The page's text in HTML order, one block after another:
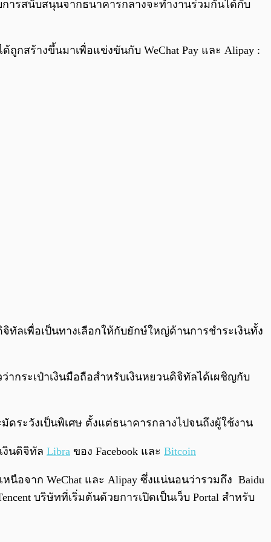
การสนับสนุนจากธนาคารกลางจะทำงานร่วมกันได้กับ
ถูกสร้างขึ้นมาเพื่อแข่งขันกับ WeChat Pay และ Alipay :
ลเพื่อเป็นทางเลือกให้กับยักษ์ใหญ่ด้านการชำระเงินทั้ง
กระเป๋าเงินมือถือสำหรับเงินหยวนดิจิทัลได้เผชิญกับ
ระวังเป็นพิเศษ ตั้งแต่ธนาคารกลางไปจนถึงผู้ใช้งาน
งินดิจิทัล Libra ของ Facebook และ Bitcoin
อจาก WeChat และ Alipay ซึ่งแน่นอนว่ารวมถึง Baidu
บริษัทที่เริ่มต้นด้วยการเปิดเป็นเว็บ Portal สำหรับ